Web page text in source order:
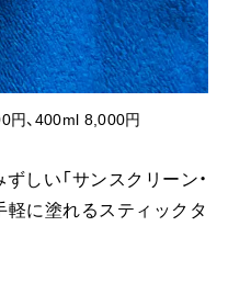
円、400ml 8,000円
しい「サンスクリーン・
軽に塗れるスティックタ